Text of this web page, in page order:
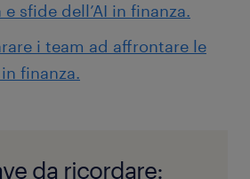
sfide dell’AI in finanza.
i team ad affrontare le
finanza.
da ricordare: